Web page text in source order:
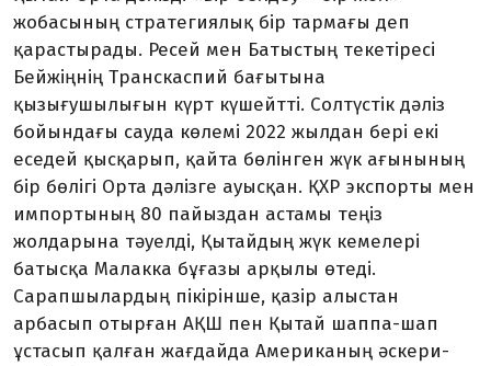
жобасының стратегиялық бір тар­мағы деп
қарастырады. Ресей мен Ба­тыс­тың текетіресі
Бейжіңнің Транс­каспий бағытына
қызығушылығын күрт күшейтті. Солтүстік дәліз
бойындағы сауда көлемі 2022 жылдан бері екі
еседей қысқарып, қайта бөлінген жүк ағыны­ның
бір бөлігі Орта дәлізге ауысқан. ҚХР экспорты мен
импортының 80 пайыздан астамы теңіз
жолдарына тәуелді, Қытай­дың жүк кемелері
батысқа Малакка бұғазы арқылы өтеді.
Сарапшылардың пікірінше, қазір алыстан
арбасып отырған АҚШ пен Қытай шаппа-шап
ұстасып қалған жағдайда Американың әскери-